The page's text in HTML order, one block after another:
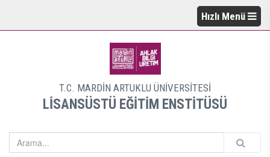
Hızlı Menü
T.C. MARDİN ARTUKLU ÜNİVERSİTESİ
LİSANSÜSTÜ EĞİTİM ENSTİTÜSÜ